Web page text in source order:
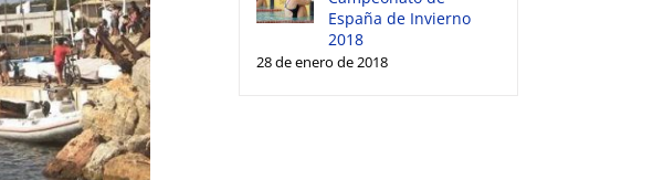
España de Invierno
2018
28 de enero de 2018